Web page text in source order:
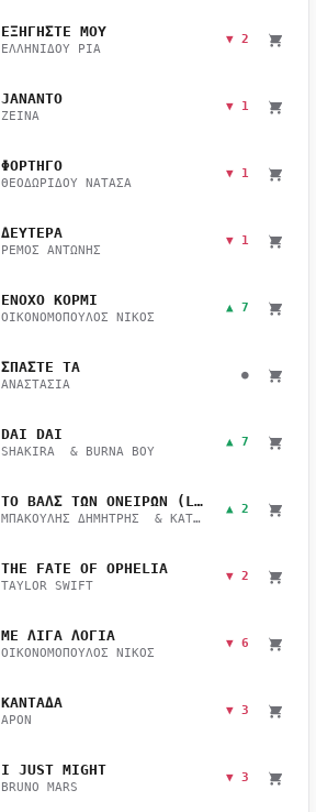
ΕΞΗΓΗΣΤΕ ΜΟΥ
ΕΛΛΗΝΙΔΟΥ ΡΙΑ
▼ 2
JANANTO
ZEINA
▼ 1
ΦΟΡΤΗΓΟ
ΘΕΟΔΩΡΙΔΟΥ ΝΑΤΑΣΑ
▼ 1
ΔΕΥΤΕΡΑ
ΡΕΜΟΣ ΑΝΤΩΝΗΣ
▼ 1
ΕΝΟΧΟ ΚΟΡΜΙ
ΟΙΚΟΝΟΜΟΠΟΥΛΟΣ ΝΙΚΟΣ
▲ 7
ΣΠΑΣΤΕ ΤΑ
ΑΝΑΣΤΑΣΙΑ
●
DAI DAI
SHAKIRA & BURNA BOY
▲ 7
ΤΟ ΒΑΛΣ ΤΩΝ ΟΝΕΙΡΩΝ (LIVE)
ΜΠΑΚΟΥΛΗΣ ΔΗΜΗΤΡΗΣ & ΚΑΤΣΙΜΙΧΑ ΜΑΡΙΑΝΑ
▲ 2
THE FATE OF OPHELIA
TAYLOR SWIFT
▼ 2
ΜΕ ΛΙΓΑ ΛΟΓΙΑ
ΟΙΚΟΝΟΜΟΠΟΥΛΟΣ ΝΙΚΟΣ
▼ 6
ΚΑΝΤΑΔΑ
APON
▼ 3
I JUST MIGHT
BRUNO MARS
▼ 3